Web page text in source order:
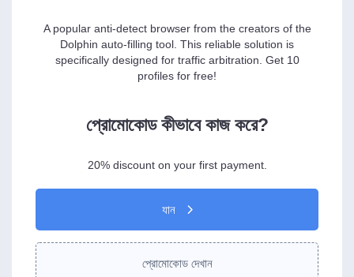
A popular anti-detect browser from the creators of the
Dolphin auto-filling tool. This reliable solution is
specifically designed for traffic arbitration. Get 10
profiles for free!
প্রোমোকোড কীভাবে কাজ করে?
20% discount on your first payment.
যান
প্রোমোকোড দেখান